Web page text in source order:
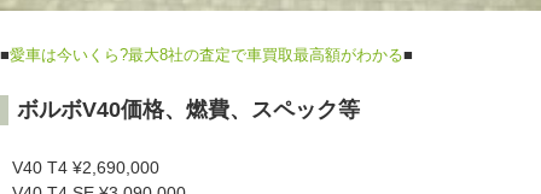
■愛車は今いくら?最大8社の査定で車買取最高額がわかる■
ボルボV40価格、燃費、スペック等
V40 T4 ¥2,690,000